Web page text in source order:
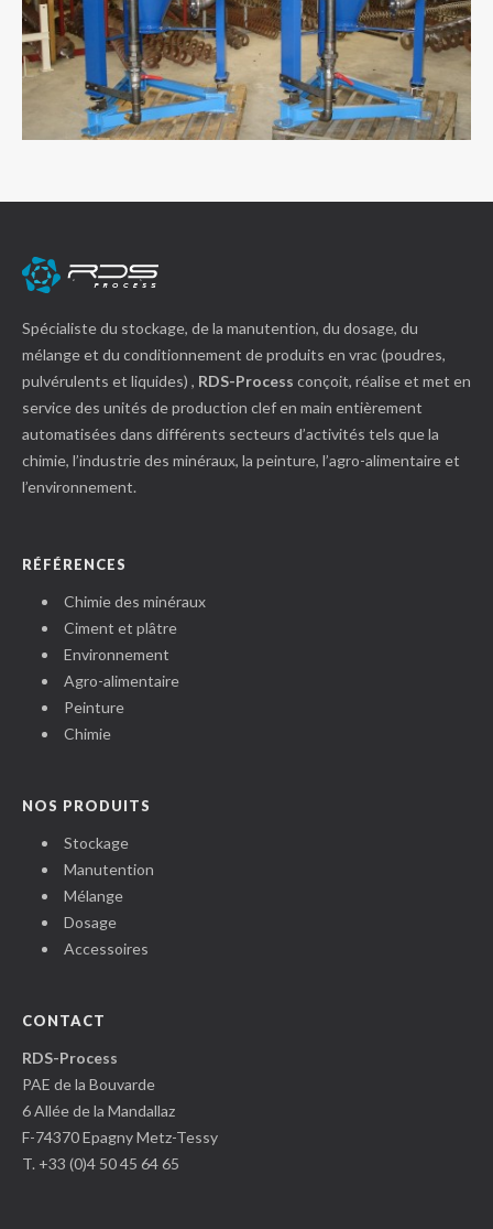
Spécialiste du stockage, de la manutention, du dosage, du
mélange et du conditionnement de produits en vrac (poudres,
pulvérulents et liquides) , RDS-Process conçoit, réalise et met en
service des unités de production clef en main entièrement
automatisées dans différents secteurs d’activités tels que la
chimie, l’industrie des minéraux, la peinture, l’agro-alimentaire et
l’environnement.
RÉFÉRENCES
Chimie des minéraux
Ciment et plâtre
Environnement
Agro-alimentaire
Peinture
Chimie
NOS PRODUITS
Stockage
Manutention
Mélange
Dosage
Accessoires
CONTACT
RDS-Process
PAE de la Bouvarde
6 Allée de la Mandallaz
F-74370 Epagny Metz-Tessy
T. +33 (0)4 50 45 64 65